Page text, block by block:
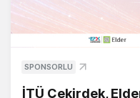
SPONSORLU
İTÜ Çekirdek,